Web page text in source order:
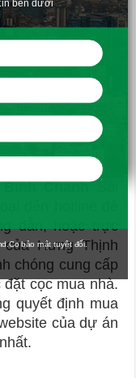
ChánhSài
đến hotline để
dẫn, hoặc trực
Hưng Thịnh
chóng cung cấp
cọc mua nhà.
quyết định mua
của dự án
bên dưới
bảo mật tuyệt đối.